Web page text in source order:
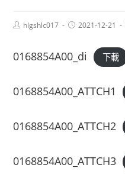
Posthlgshlc017
Post2021-12-21
0168854A00_di 下載
0168854A00_ATTCH1
0168854A00_ATTCH2
0168854A00_ATTCH3